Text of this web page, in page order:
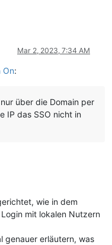
Mar 2, 2023, 7:34 AM
On:
über die Domain per
IP das SSO nicht in
wie in dem
mit lokalen Nutzern
genauer erläutern, was